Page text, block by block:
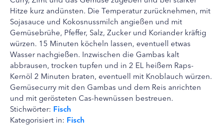
Hitze kurz andünsten. Die Temperatur zurücknehmen, mit
Sojasauce und Kokosnussmilch angießen und mit
Gemüsebrühe, Pfeffer, Salz, Zucker und Koriander kräftig
würzen. 15 Minuten köcheln lassen, eventuell etwas
Wasser nachgießen. Inzwischen die Gambas kalt
abbrausen, trocken tupfen und in 2 EL heißem Raps-
Kernöl 2 Minuten braten, eventuell mit Knoblauch würzen.
Gemüsecurry mit den Gambas und dem Reis anrichten
und mit gerösteten Cas-hewnüssen bestreuen.
Stichwörter: Fisch
Kategorisiert in: Fisch